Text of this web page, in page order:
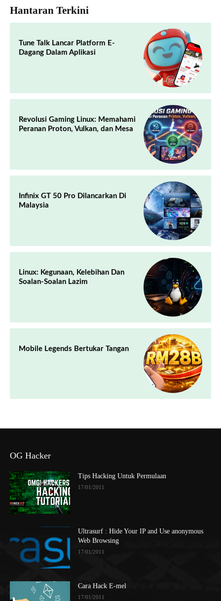
Hantaran Terkini
Tune Talk Lancar Platform E-
Dagang Dalam Aplikasi
Revolusi Gaming Linux: Memahami
Peranan Proton, Vulkan, dan Mesa
Infinix GT 50 Pro Dilancarkan Di
Malaysia
Linux: Kegunaan, Kelebihan Dan
Soalan-Soalan Lazim
Mobile Legends Bertukar Tangan
OG Hacker
Tips Hacking Untuk Permulaan
17/01/2011
Ultrasurf : Hide Your IP and Use anonymous
Web Browsing
17/01/2011
Cara Hack E-mel
17/01/2011